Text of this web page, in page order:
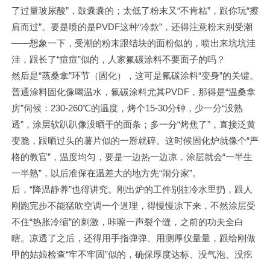
了过量玻尿酸”，鼓囊囊的；太低了粉末又“不肯粘”，跟你玩“擦
肩而过”。要是喷的是PVDF这种“冷款”，还得注意粉末别受潮
——想象一下，受潮的粉末跟结块的面粉似的，喷出来坑坑洼
洼，跟长了“痘痘”似的，人家氟碳涂料不要面子的吗？
然后是“蒸桑拿”环节（固化），这可是氟碳涂料“变身”的关键。
普通涂料固化像喝温水，氟碳涂料尤其PVDF，那得是“温桑拿
房”伺候：230-260℃的温度，烤个15-30分钟，少一分“没熟
透”，涂层软趴趴像没晒干的面条；多一分“烤焦了”，直接泛黄
变脆，跟晒过头的薯片似的一掰就碎。这时候固化炉就像个“严
格的教官”，温度均匀，要是一边热一边凉，涂层就会“一半生
一半熟”，以后准保在温差大的地方先“闹分家”。
后，“降温静养”也得讲究。刚出炉的工件别往冷水里扔，跟人
刚跑完步不能猛吹空调一个道理，得慢慢凉下来，不然涂层受
不住“热胀冷缩”的刺激，咔嚓一声裂个缝，之前的功夫全白
瞎。凉透了之后，还得用手指弹弹、用测厚仪量量，跟给刚做
甲的姑娘检查“牢不牢固”似的，确保厚度达标、没气泡、没疙